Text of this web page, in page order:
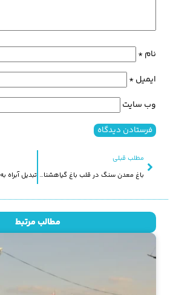
مطلب قبلی
باغ معدن سنگ در قلب باغ گیاهشناسی شانگهای
نام*
ایمیل*
وب‌ سایت
مطالب مرتبط